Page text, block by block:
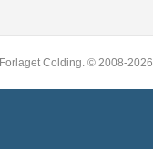
Forlaget Colding. © 2008-2026